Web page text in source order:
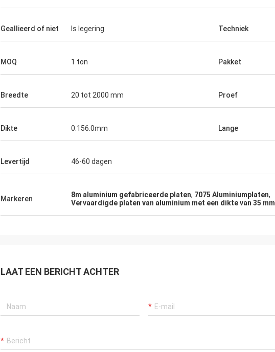
Geallieerd of niet Is legering Techniek
MOQ 1 ton Pakket
Breedte 20 tot 2000 mm Proef
Dikte 0.156.0mm Lange
Levertijd 46-60 dagen
Markeren 8m aluminium gefabriceerde platen, 7075 Aluminiumplaten,
Vervaardigde platen van aluminium met een dikte van 35 mm
LAAT EEN BERICHT ACHTER